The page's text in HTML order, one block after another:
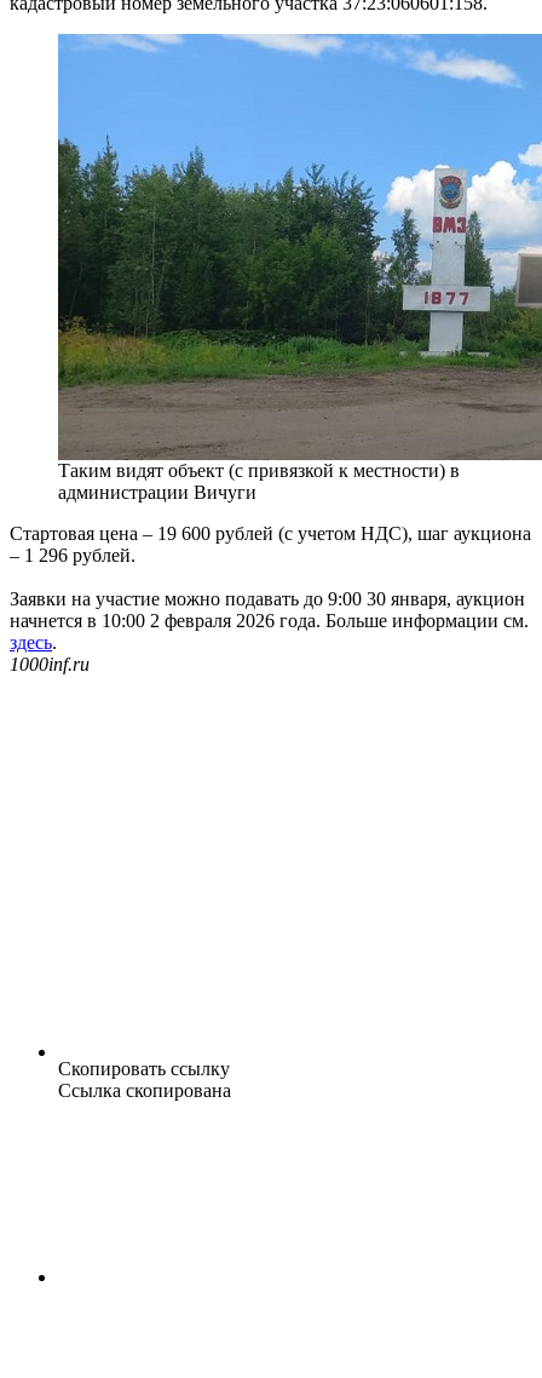
Таким видят объект (с привязкой к местности) в
администрации Вичуги
Стартовая цена – 19 600 рублей (с учетом НДС), шаг аукциона
– 1 296 рублей.
Заявки на участие можно подавать до 9:00 30 января, аукцион
начнется в 10:00 2 февраля 2026 года. Больше информации см.
здесь.
1000inf.ru
Скопировать ссылку
Ссылка скопирована